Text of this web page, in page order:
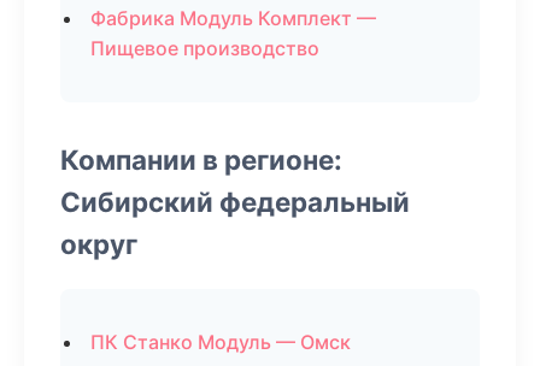
Фабрика Модуль Комплект —
Пищевое производство
Компании в регионе:
Сибирский федеральный
округ
ПК Станко Модуль — Омск